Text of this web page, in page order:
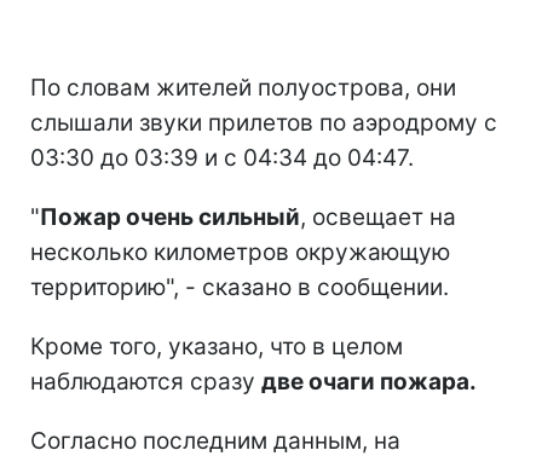
По словам жителей полуострова, они
слышали звуки прилетов по аэродрому с
03:30 до 03:39 и с 04:34 до 04:47.
"Пожар очень сильный, освещает на
несколько километров окружающую
территорию", - сказано в сообщении.
Кроме того, указано, что в целом
наблюдаются сразу две очаги пожара.
Согласно последним данным, на